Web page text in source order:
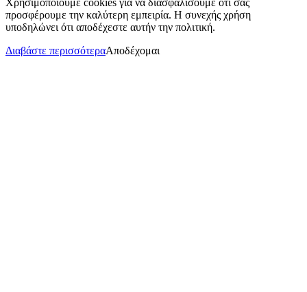
προσφέρουμε την καλύτερη εμπειρία. Η συνεχής χρήση
υποδηλώνει ότι αποδέχεστε αυτήν την πολιτική.
Διαβάστε περισσότεραΑποδέχομαι